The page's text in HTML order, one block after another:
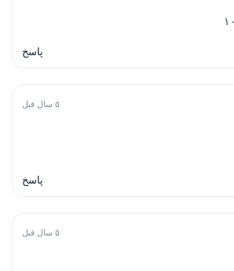
پاسخ
۵ سال قبل
پاسخ
۵ سال قبل